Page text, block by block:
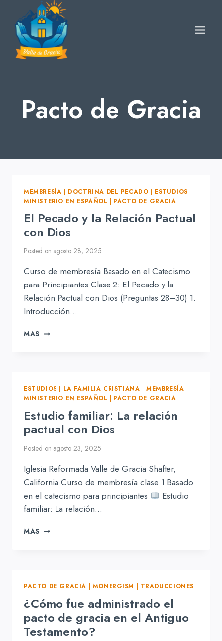
content
Pacto de Gracia
MEMBRESÍA | DOCTRINA DEL PECADO | ESTUDIOS |
MINISTERIO EN ESPAÑOL | PACTO DE GRACIA
El Pecado y la Relación Pactual
con Dios
Posted on agosto 28, 2025
Curso de membresía Basado en el Catecismo
para Principiantes Clase 2: El Pecado y la
Relación Pactual con Dios (Preguntas 28–30) 1.
Introducción…
MAS EL
PACTUAL
CON
ESTUDIOS LA FAMILIA CRISTIANA |MEMBRESÍA
MINISTERIO EN ESPAÑOL
PACTO DE GRACIA
Estudio familiar: La relación
pactual con Dios
Posted on agosto 23, 2025
Iglesia Reformada Valle de Gracia Shafter,
California Curso de membresía clase 1 Basado
en el catecismo para principiantes
Estudio
familiar: La relación…
MAS ESTUDIO
DIOS
PACTO DE GRACIA | MONERGISM | TRADUCCIONES
¿Cómo fue administrado el
pacto de gracia en el Antiguo
Testamento?